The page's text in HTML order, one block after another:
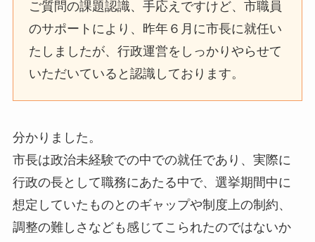
ご質問の課題認識、手応えですけど、市職員
のサポートにより、昨年６月に市長に就任い
たしましたが、行政運営をしっかりやらせて
いただいていると認識しております。
分かりました。
市長は政治未経験での中での就任であり、実際に
行政の長として職務にあたる中で、選挙期間中に
想定していたものとのギャップや制度上の制約、
調整の難しさなども感じてこられたのではないか